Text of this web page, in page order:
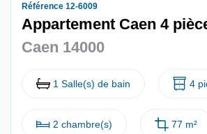
Référence 12-6009
Appartement Caen 4
Caen 14000
1 Salle(s) de bain 4
2 chambre(s) 77 m²